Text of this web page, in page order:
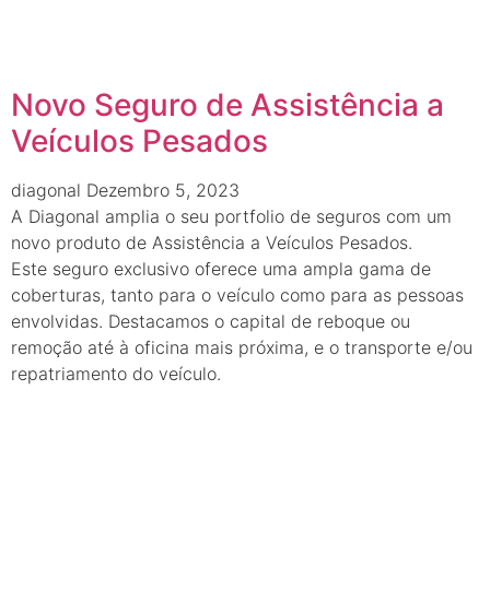
Novo Seguro de Assistência a
Veículos Pesados
diagonal Dezembro 5, 2023
A Diagonal amplia o seu portfolio de seguros com um
novo produto de Assistência a Veículos Pesados.
Este seguro exclusivo oferece uma ampla gama de
coberturas, tanto para o veículo como para as pessoas
envolvidas. Destacamos o capital de reboque ou
remoção até à oficina mais próxima, e o transporte e/ou
repatriamento do veículo.